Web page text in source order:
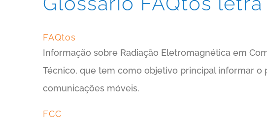
FAQtos
Informação sobre Radiação Eletromagnética em
Técnico, que tem como objetivo principal informar
comunicações móveis.
FCC